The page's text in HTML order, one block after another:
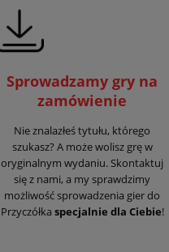
Sprowadzamy gry na
zamówienie
Nie znalazłeś tytułu, którego
szukasz? A może wolisz grę w
oryginalnym wydaniu. Skontaktuj
się z nami, a my sprawdzimy
możliwość sprowadzenia gier do
Przyczółka specjalnie dla Ciebie!